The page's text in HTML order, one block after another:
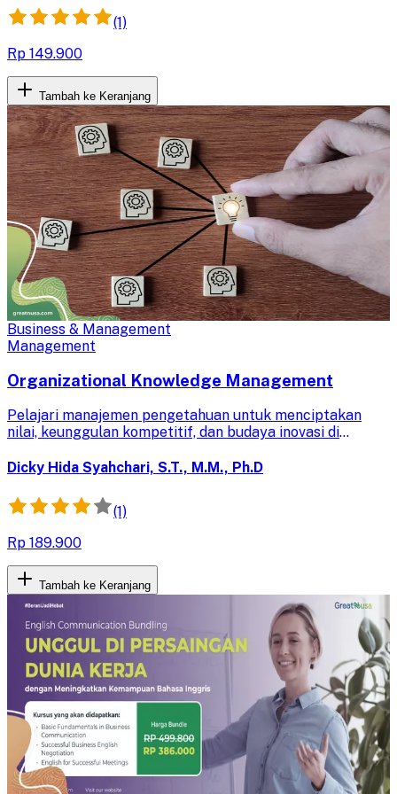
(1)
Rp 149.900
Tambah ke Keranjang
Business & Management
Management
Organizational Knowledge Management
Pelajari manajemen pengetahuan untuk menciptakan
nilai, keunggulan kompetitif, dan budaya inovasi di
pengetahuan untuk kesuksesan bisnis.
Dicky Hida Syahchari, S.T., M.M., Ph.D
(1)
Rp 189.900
Tambah ke Keranjang